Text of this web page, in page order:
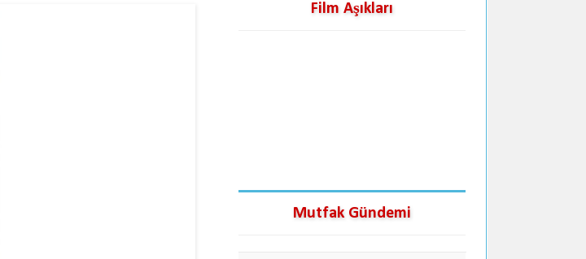
Film Aşıkları
Mutfak Gündemi